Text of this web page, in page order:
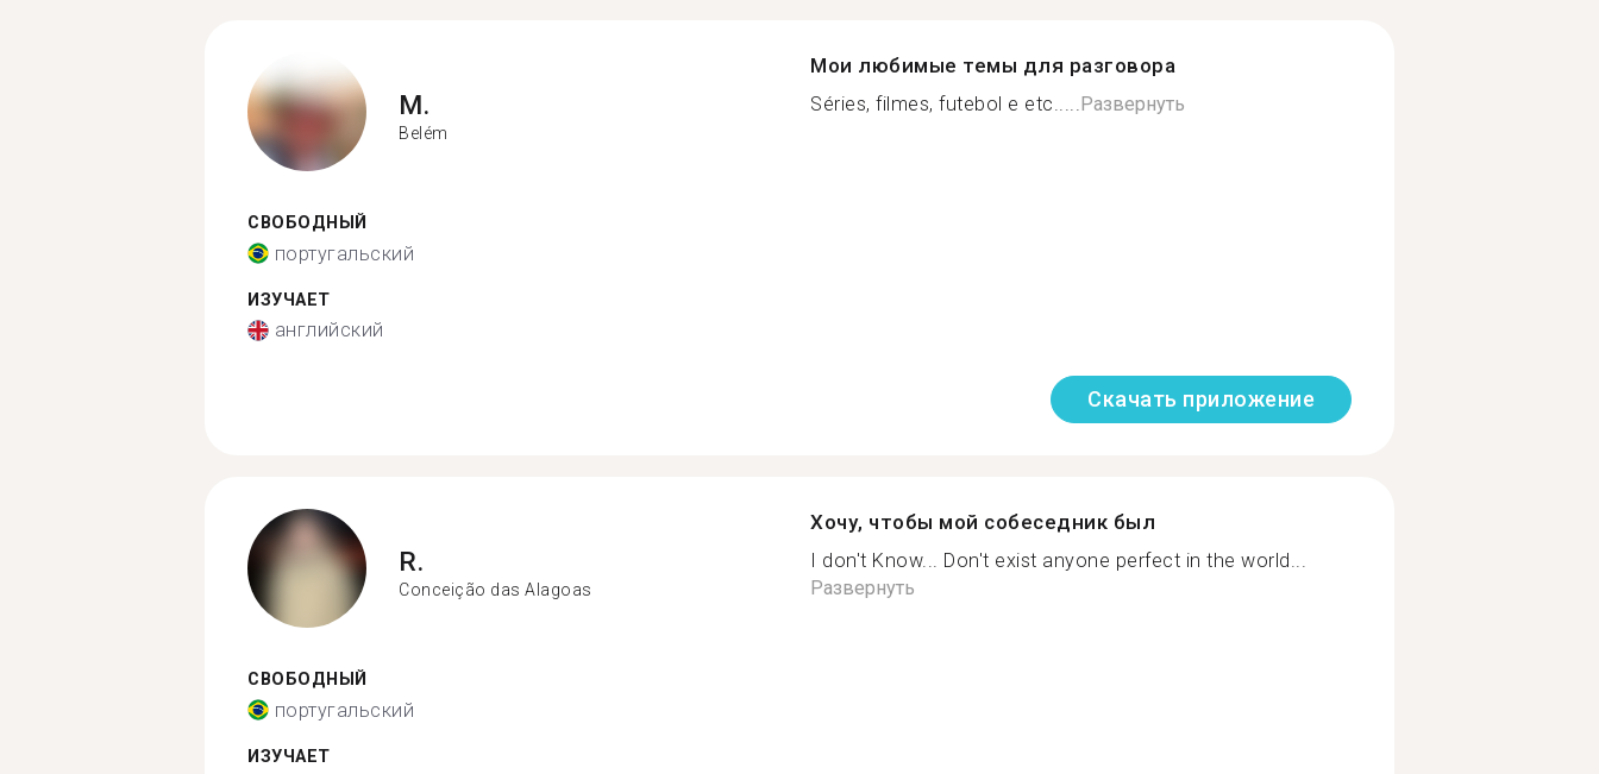
M.
Belém
СВОБОДНЫЙ
португальский
ИЗУЧАЕТ
английский
Мои любимые темы для разговора
Séries, filmes, futebol e etc.....Развернуть
Скачать приложение
R.
Conceição das Alagoas
СВОБОДНЫЙ
португальский
ИЗУЧАЕТ
Хочу, чтобы мой собеседник был
I don't Know... Don't exist anyone perfect in the world...
Развернуть